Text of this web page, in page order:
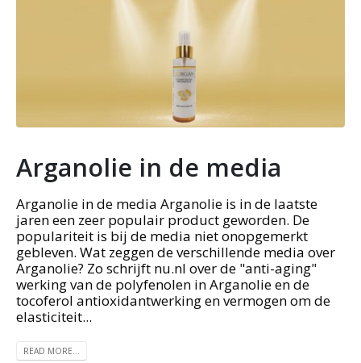
Arganolie in de media
Arganolie in de media Arganolie is in de laatste
jaren een zeer populair product geworden. De
populariteit is bij de media niet onopgemerkt
gebleven. Wat zeggen de verschillende media over
Arganolie? Zo schrijft nu.nl over de "anti-aging"
werking van de polyfenolen in Arganolie en de
tocoferol antioxidantwerking en vermogen om de
elasticiteit...
READ MORE...